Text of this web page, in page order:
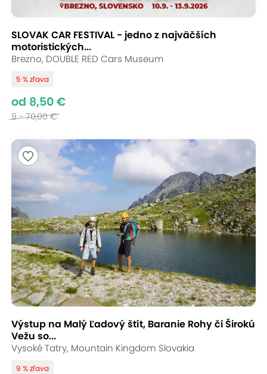
SLOVAK CAR FESTIVAL - jedno z najväčších
motoristických...
Brezno, DOUBLE RED Cars Museum
5 % zľava
od 8,50 €
9 - 70,00 €
Výstup na Malý Ľadový štít, Baranie Rohy či Širokú
Vežu so...
Vysoké Tatry, Mountain Kingdom Slovakia
9 % zľava